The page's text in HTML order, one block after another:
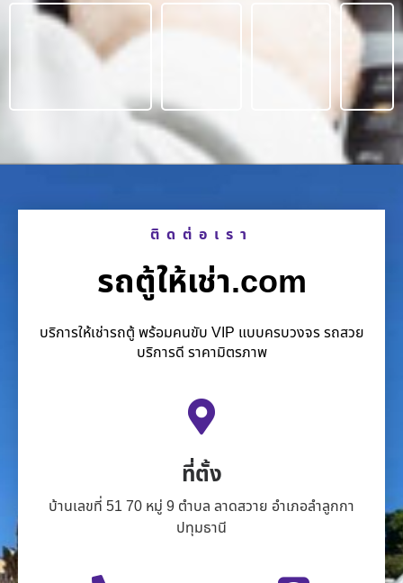
ติดต่อเรา
รถตู้ให้เช่า.com
บริการให้เช่ารถตู้ พร้อมคนขับ VIP แบบครบวงจร รถสวย
บริการดี ราคามิตรภาพ
ที่ตั้ง
บ้านเลขที่ 51 70 หมู่ 9 ตำบล ลาดสวาย อำเภอลำลูกกา
ปทุมธานี